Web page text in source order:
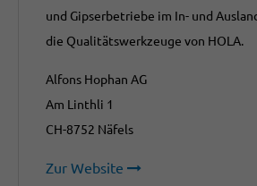
und Gipserbetriebe im In- und
die Qualitätswerkzeuge von HOLA.
Alfons Hophan AG
Am Linthli 1
CH-8752 Näfels
Zur Website